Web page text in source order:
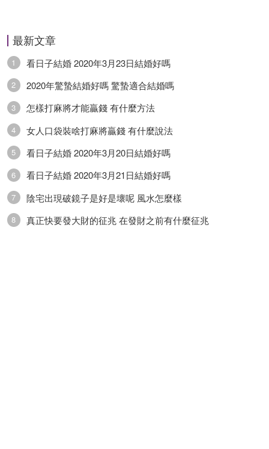
最新文章
1 看日子結婚 2020年3月23日結婚好嗎
2 2020年驚蟄結婚好嗎 驚蟄適合結婚嗎
3 怎樣打麻將才能贏錢 有什麼方法
4 女人口袋裝啥打麻將贏錢 有什麼說法
5 看日子結婚 2020年3月20日結婚好嗎
6 看日子結婚 2020年3月21日結婚好嗎
7 陰宅出現破鏡子是好是壞呢 風水怎麼樣
8 真正快要發大財的征兆 在發財之前有什麼征兆